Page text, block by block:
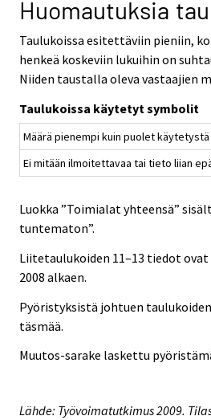
Huomautuksia
Taulukoissa esitettäviin pieniin,
henkeä koskeviin lukuihin on
Niiden taustalla oleva vastaajien
Taulukoissa käytetyt symbolit
Määrä pienempi kuin puolet
Ei mitään ilmoitettavaa tai tieto liian
Luokka ”Toimialat yhteensä”
tuntematon”.
Liitetaulukoiden 11–13 tiedot ovat
2008 alkaen.
Pyöristyksistä johtuen
täsmää.
Muutos-sarake laskettu
Lähde: Työvoimatutkimus 2009.